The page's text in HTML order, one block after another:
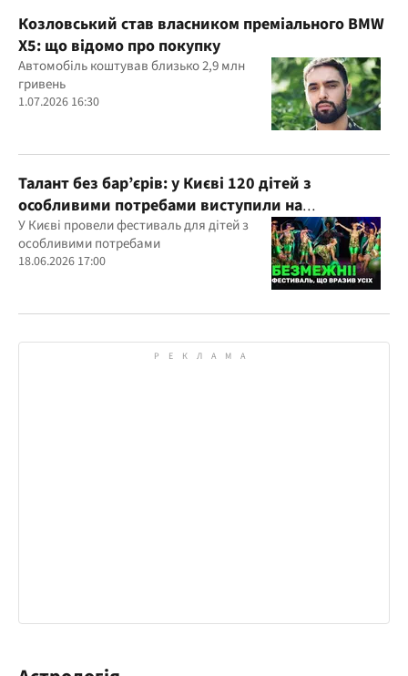
Козловський став власником преміального BMW
X5: що відомо про покупку
Автомобіль коштував близько 2,9 млн
гривень
1.07.2026 16:30
Талант без бар’єрів: у Києві 120 дітей з
особливими потребами виступили на
всеукраїнському фестивалі
У Києві провели фестиваль для дітей з
особливими потребами
18.06.2026 17:00